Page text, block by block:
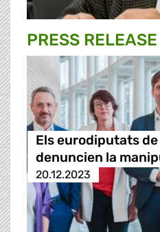
PRESS RELEASE
Els eurodiputats de
denuncien la
20.12.2023